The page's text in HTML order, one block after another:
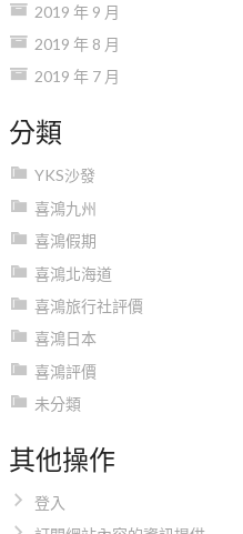
2019 年 9 月
2019 年 8 月
2019 年 7 月
分類
YKS沙發
喜鴻九州
喜鴻假期
喜鴻北海道
喜鴻旅行社評價
喜鴻日本
喜鴻評價
未分類
其他操作
登入